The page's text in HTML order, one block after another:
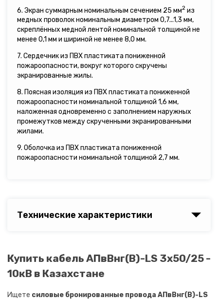
6. Экран суммарным номинальным сечением 25 мм2 из
медных проволок номинальным диаметром 0,7...1,3 мм,
скреплённых медной лентой номинальной толщиной не
менее 0,1 мм и шириной не менее 8,0 мм.
7. Сердечник из ПВХ пластиката пониженной
пожароопасности, вокруг которого скручены
экранированные жилы.
8. Поясная изоляция из ПВХ пластиката пониженной
пожароопасности номинальной толщиной 1,6 мм,
наложенная одновременно с заполнением наружных
промежутков между скрученными экранированными
жилами.
9. Оболочка из ПВХ пластиката пониженной
пожароопасности номинальной толщиной 2,7 мм.
Технические характеристики
Купить кабель АПвВнг(B)-LS 3х50/25 -
10кВ в Казахстане
Ищете силовые бронированные провода АПвВнг(B)-LS